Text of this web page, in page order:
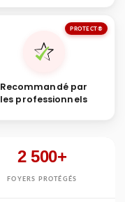
PROTECT®
Recommandé par
les professionnels
2 500+
FOYERS PROTÉGÉS